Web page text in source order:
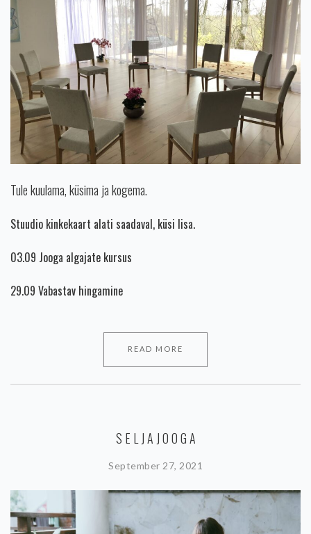
Tule kuulama, küsima ja kogema.
Stuudio kinkekaart alati saadaval, küsi lisa.
03.09 Jooga algajate kursus
29.09 Vabastav hingamine
READ MORE
SELJAJOOGA
September 27, 2021